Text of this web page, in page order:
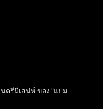
ตรีมีเสน่ห์ ของ “แปม